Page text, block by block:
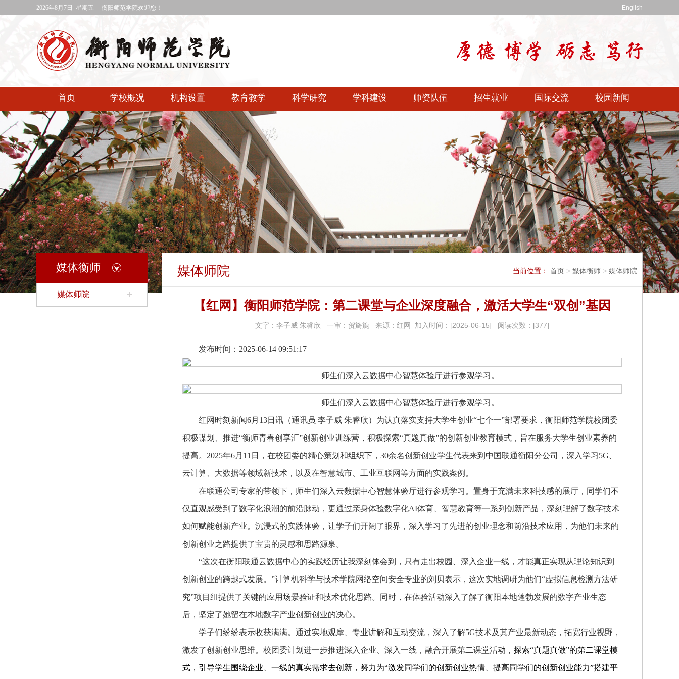
2026年8月7日 星期五 衡阳师范学院欢迎您！ English
首页 学校概况 机构设置 教育教学 科学研究 学科建设 师资队伍 招生就业 国际交流 校园新闻
媒体衡师 专题网站 快速通道 快速链接
媒体衡师
媒体师院
媒体师院 当前位置： 首页 > 媒体衡师 > 媒体师院
【红网】衡阳师范学院：第二课堂与企业深度融合，激活大学生“双创”基因
文字：李子威 朱睿欣 一审：贺旖旎 来源：红网 加入时间：[2025-06-15] 阅读次数：[377]
发布时间：2025-06-14 09:51:17
师生们深入云数据中心智慧体验厅进行参观学习。
师生们深入云数据中心智慧体验厅进行参观学习。
红网时刻新闻6月13日讯（通讯员 李子威 朱睿欣）为认真落实支持大学生创业“七个一”部署要求，衡阳师范学院校团委
积极谋划、推进“衡师青春创享汇”创新创业训练营，积极探索“真题真做”的创新创业教育模式，旨在服务大学生创业素养的
提高。2025年6月11日，在校团委的精心策划和组织下，30余名创新创业学生代表来到中国联通衡阳分公司，深入学习5G、
云计算、大数据等领域新技术，以及在智慧城市、工业互联网等方面的实践案例。
在联通公司专家的带领下，师生们深入云数据中心智慧体验厅进行参观学习。置身于充满未来科技感的展厅，同学们不
仅直观感受到了数字化浪潮的前沿脉动，更通过亲身体验数字化AI体育、智慧教育等一系列创新产品，深刻理解了数字技术
如何赋能创新产业。沉浸式的实践体验，让学子们开阔了眼界，深入学习了先进的创业理念和前沿技术应用，为他们未来的
创新创业之路提供了宝贵的灵感和思路源泉。
“这次在衡阳联通云数据中心的实践经历让我深刻体会到，只有走出校园、深入企业一线，才能真正实现从理论知识到
创新创业的跨越式发展。”计算机科学与技术学院网络空间安全专业的刘贝表示，这次实地调研为他们“虚拟信息检测方法研
究”项目组提供了关键的应用场景验证和技术优化思路。同时，在体验活动深入了解了衡阳本地蓬勃发展的数字产业生态
后，坚定了她留在本地数字产业创新创业的决心。
学子们纷纷表示收获满满。通过实地观摩、专业讲解和互动交流，深入了解5G技术及其产业最新动态，拓宽行业视野，
激发了创新创业思维。校团委计划进一步推进深入企业、深入一线，融合开展第二课堂活动，探索“真题真做”的第二课堂模
式，引导学生围绕企业、一线的真实需求去创新，努力为“激发同学们的创新创业热情、提高同学们的创新创业能力”搭建平